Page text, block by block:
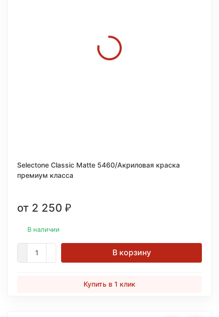
Selectone Classic Matte 5460/Акриловая краска
премиум класса
от 2 250 ₽
В наличии
В корзину
Купить в 1 клик